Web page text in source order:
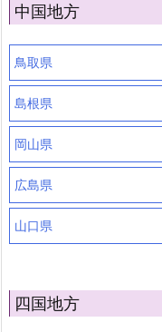
中国地方
鳥取県
島根県
岡山県
広島県
山口県
四国地方